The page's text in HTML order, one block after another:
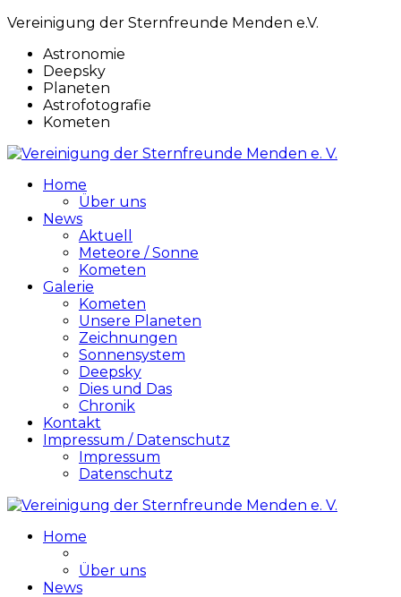
Vereinigung der Sternfreunde Menden e.V.
Astronomie
Deepsky
Planeten
Astrofotografie
Kometen
Home
Über uns
News
Aktuell
Meteore / Sonne
Kometen
Galerie
Kometen
Unsere Planeten
Zeichnungen
Sonnensystem
Deepsky
Dies und Das
Chronik
Kontakt
Impressum / Datenschutz
Impressum
Datenschutz
Home
Über uns
News